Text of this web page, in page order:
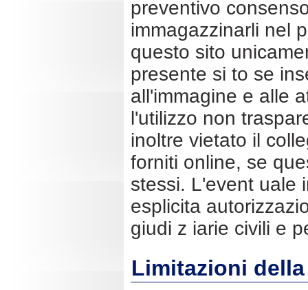
preventivo
immagazzinarli nel
questo sito
presente si to se
all'immagine e alle
l'utilizzo non
inoltre vietato il
forniti online, se
stessi. L'event uale
esplicita
giudi z iarie civili e
Limitazioni